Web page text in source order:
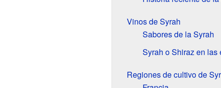
Vinos de Syrah
Sabores de la Syrah
Syrah o Shiraz en las
Regiones de cultivo de